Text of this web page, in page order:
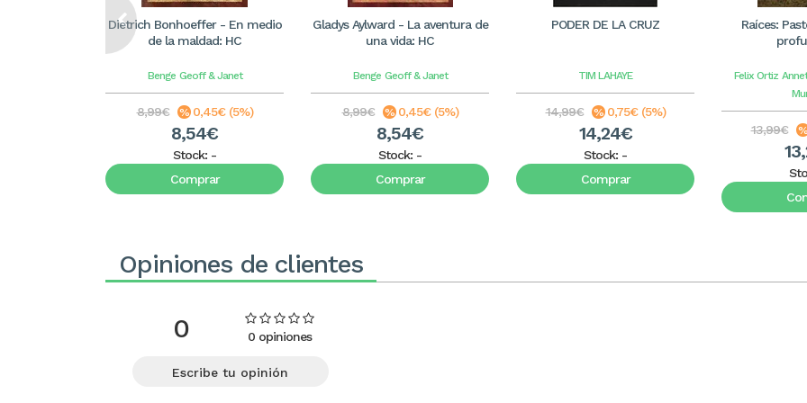
Dietrich Bonhoeffer - En medio
de la maldad: HC
Benge Geoff & Janet
8,99€ 0,45€ (5%)
8,54€
Stock: -
Comprar
Gladys Aylward - La aventura de
una vida: HC
Benge Geoff & Janet
8,99€ 0,45€ (5%)
8,54€
Stock: -
Comprar
PODER DE LA CRUZ
TIM LAHAYE
14,99€ 0,75€ (5%)
14,24€
Stock: -
Comprar
Raíces:
Felix Ortiz
13,99€
Opiniones de clientes
0 0 opiniones
Escribe tu opinión